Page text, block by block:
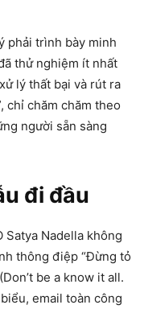
phải trình bày minh
thử nghiệm ít nhất
lý thất bại và rút ra
chỉ chăm chăm theo
người sẵn sàng
đi đầu
Satya Nadella không
thông điệp “Đừng tỏ
be a know it all.
email toàn công